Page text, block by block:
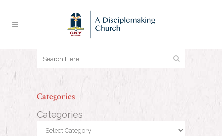
Categories
Categories